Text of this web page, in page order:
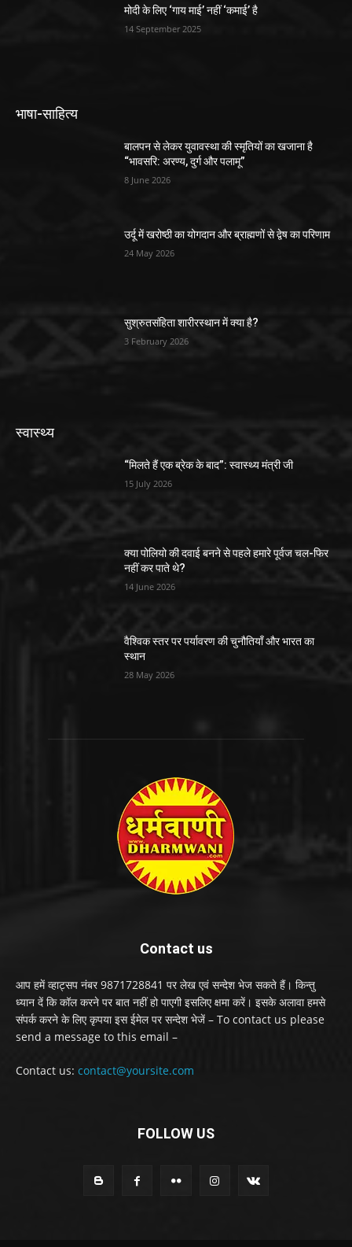
मोदी के लिए ‘गाय माई’ नहीं ‘कमाई’ है
14 September 2025
भाषा-साहित्य
बालपन से लेकर युवावस्था की स्मृतियों का खजाना है
“भावसरि: अरण्य, दुर्ग और पलामू”
8 June 2026
उर्दू में खरोष्ठी का योगदान और ब्राह्मणों से द्वेष का परिणाम
24 May 2026
सुश्रुतसंहिता शारीरस्थान में क्या है?
3 February 2026
स्वास्थ्य
“मिलते हैं एक ब्रेक के बाद”: स्वास्थ्य मंत्री जी
15 July 2026
क्या पोलियो की दवाई बनने से पहले हमारे पूर्वज चल-फिर
नहीं कर पाते थे?
14 June 2026
वैश्विक स्तर पर पर्यावरण की चुनौतियाँ और भारत का
स्थान
28 May 2026
Contact us
आप हमें व्हाट्सप नंबर 9871728841 पर लेख एवं सन्देश भेज सकते हैं। किन्तु
ध्यान दें कि कॉल करने पर बात नहीं हो पाएगी इसलिए क्षमा करें। इसके अलावा हमसे
संपर्क करने के लिए कृपया इस ईमेल पर सन्देश भेजें – To contact us please
send a message to this email –
Contact us: contact@yoursite.com
FOLLOW US